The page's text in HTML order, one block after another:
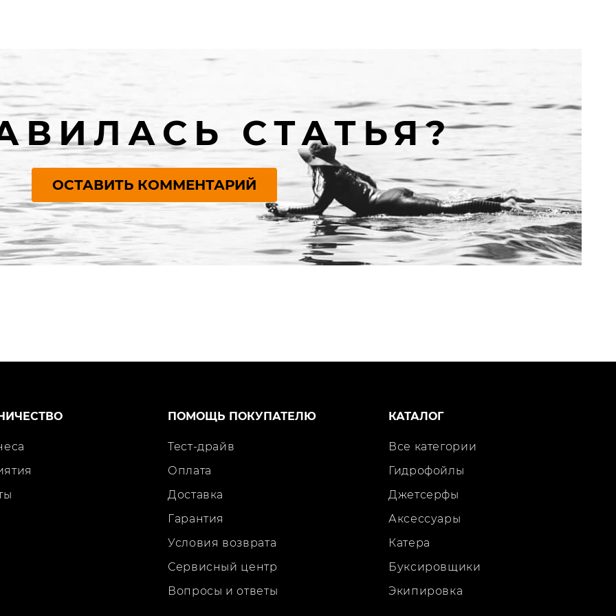
СТАТЬЯ?
ОСТАВИТЬ КОММЕНТАРИЙ
ПОМОЩЬ ПОКУПАТЕЛЮ
Тест-драйв
Оплата
Доставка
Гарантия
Условия возврата
Сервисный центр
Вопросы и ответы
КАТАЛОГ
Все категории
Гидрофойлы
Джетсерфы
Аксессуары
Катера
Буксировщики
Экипировка